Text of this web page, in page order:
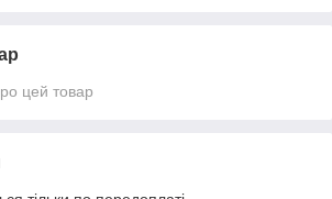
цей товар